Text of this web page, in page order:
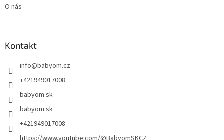
O nás
Kontakt
info@babyom.cz
+421949017008
babyom.sk
babyom.sk
+421949017008